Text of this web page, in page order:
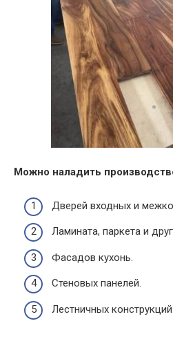
Можно наладить
Дверей входных и
Ламината, паркета и
Фасадов кухонь.
Стеновых панелей.
Лестничных конструкций.